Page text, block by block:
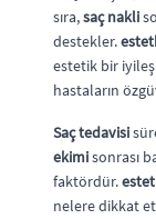
sıra,saç nakli
destekler.
estetik bir
hastaların
Saç tedavisi
ekimisonrası
faktördür.
nelere dikkat